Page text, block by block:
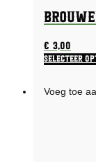
€3,00
Selecteer
Voeg toe